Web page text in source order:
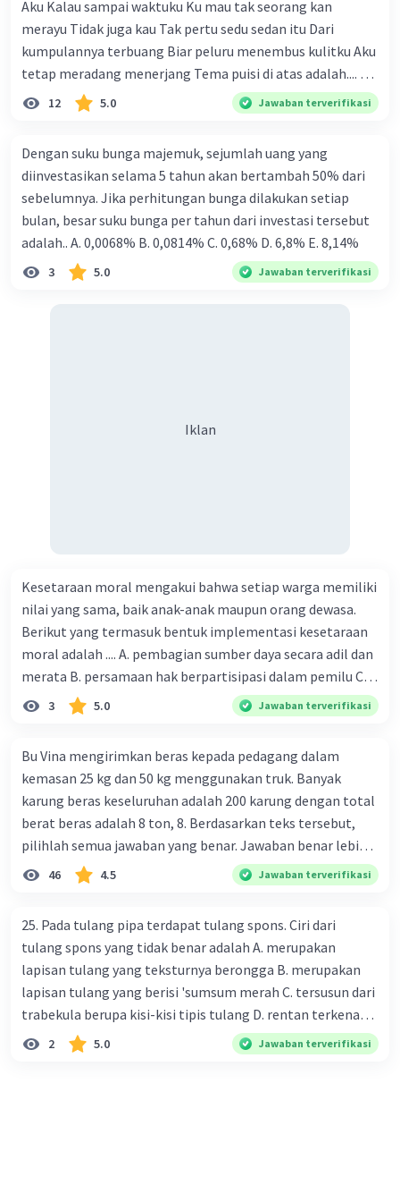
menjadi salah satu bank nasional penting dalam sejarah
ekonomi Indonesia.
Beri Rating·0.0(0) Balas
Iklan
07 Mei 2024 02:30
Jawabannya adalah b. Raden Pandji Soeroso.
Raden Pandji Soeroso adalah Menteri Keuangan
yang memprakarsai pendirian BNI 46. BNI 46,
atau Bank Negara Indonesia 1946, didirikan pada
pembangunan ekonomi nasional.
pembangunan infrastruktur di negara ini. Raden
Pandji Soeroso diakui sebagai tokoh yang
berperan dalam memajukan sektor keuangan
dan perbankan Indonesia pada masa awal
kemerdekaan.
Beri Rating Balas
Aku Kalau sampai waktuku Ku mau tak seorang kan
merayu Tidak juga kau Tak pertu sedu sedan itu Dari
kumpulannya terbuang Biar peluru menembus kulitku Aku
tetap meradang menerjang Tema puisi di atas adalah.... A.
ketekunan dan kemauan seseorang dalam
memperjuangan hak dirinya B. kemauan untuk hidup
mendapatkan cinta sejati D. seseorang yang tidak mau
diganggu oleh siapapun E. kepasrahan kepada keadaan
yang sedang terjadi
12 5.0 Jawaban terverifikasi
Dengan suku bunga majemuk, sejumlah uang yang
diinvestasikan selama 5 tahun akan bertambah 50% dari
sebelumnya. Jika perhitungan bunga dilakukan setiap
bulan, besar suku bunga per tahun dari investasi tersebut
adalah.. A. 0,0068% B. 0,0814% C. 0,68% D. 6,8% Ε. 8,14%
3 5.0 Jawaban terverifikasi
Iklan
Kesetaraan moral mengakui bahwa setiap warga memiliki
nilai yang sama, baik anak-anak maupun orang dewasa.
Berikut yang termasuk bentuk implementasi kesetaraan
moral adalah .... A. pembagian sumber daya secara adil dan
merata B. persamaan hak berpartisipasi dalam pemilu C.
menghargai pendapat orang lain D. menerapkan hukum
secara adil E. merendahkan status orang lain
3 5.0 Jawaban terverifikasi
Bu Vina mengirimkan beras kepada pedagang dalam
kemasan 25 kg dan 50 kg menggunakan truk. Banyak
karung beras keseluruhan adalah 200 karung dengan total
berat beras adalah 8 ton, 8. Berdasarkan teks tersebut,
pilihlah semua jawaban yang benar. Jawaban benar lebih
dari satu. Banyak karung beras kemasan 25 kg adalah 50
buah. Banyak karung beras kemasan 50 kg adalah 150
ton. Perbandingan berat beras kemasan 25 kg dan 50 kg
dalam truk adalah 1: 3. 9. Berdasarkan teks tersebut, jika
biaya setiap beras karung kecil adalah Rp7.500 dan karung
besar Rp14.000, berapakah biaya angkut semua beras yang
harus dibayar oleh Bu Vina? A. Rp2.540.000 C. Rp2.312.000 B.
Rp2.475.000 D. Rp2.280.000
46 4.5 Jawaban terverifikasi
25. Pada tulang pipa terdapat tulang spons. Ciri dari
tulang spons yang tidak benar adalah A. merupakan
lapisan tulang yang teksturnya berongga B. merupakan
lapisan tulang yang berisi 'sumsum merah C. tersusun dari
trabekula berupa kisi-kisi tipis tulang D. rentan terkena
dampak osteoporosis setelah menopause E. mengandung
banyak kalsium fosfat dan kalsium karbonat
2 5.0 Jawaban terverifikasi